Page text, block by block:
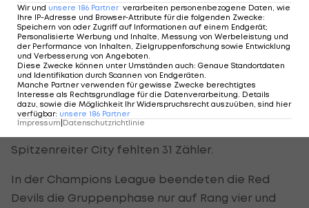
gegen seinen (Noch-) Arbeitgeber. Der
Niederländer gewann in der Vorsaison mit den
Red Devils den Carbao Cup.
In derPremier Leaguelief es für den
Traditionsklub in der abgelaufenen Saison aber so
gar nicht nach Wunsch.
Manchester United
beendete die Saison auf Rang acht, auf
Spitzenreiter City fehlten 31 Zähler.
In der Champions League beendeten die Red
Devils die Gruppenphase nur auf Rang vier und
Wir und unsere 186 Partner verarbeiten personenbezogene Daten, wie
Ihre IP-Adresse und Browser-Attribute für die folgenden Zwecke:
Speichern von oder Zugriff auf Informationen auf einem Endgerät;
Personalisierte Werbung und Inhalte, Messung von Werbeleistung und
der Performance von Inhalten, Zielgruppenforschung sowie Entwicklung
und Verbesserung von Angeboten.
Diese Zwecke können unter Umständen auch: Genaue Standortdaten
und Identifikation durch Scannen von Endgeräten.
Manche Partner verwenden für gewisse Zwecke berechtigtes
Interesse als Rechtsgrundlage für die Datenverarbeitung. Details
dazu, sowie die Möglichkeit Ihr Widerspruchsrecht auszuüben, sind hier
verfügbar: unsere 186 Partner
Impressum Datenschutzrichtlinie